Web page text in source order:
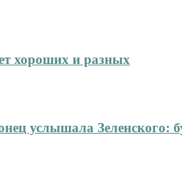
хороших и разных
услышала Зеленского: